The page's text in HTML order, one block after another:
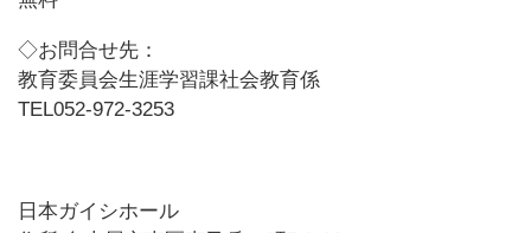
◇お問合せ先：
教育委員会生涯学習課社会教育係
TEL052-972-3253
日本ガイシホール